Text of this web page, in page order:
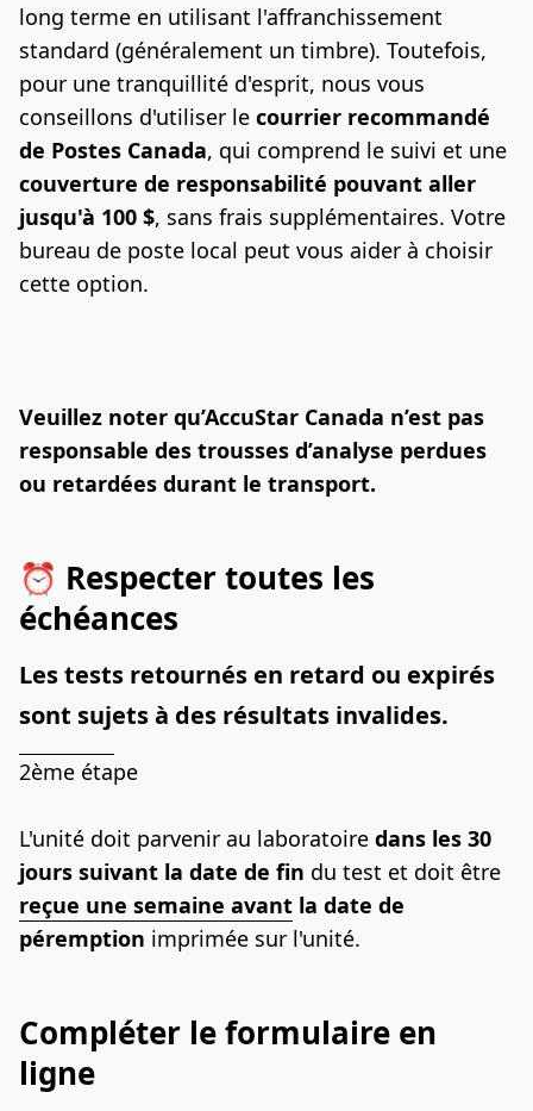
long terme en utilisant l'affranchissement
standard (généralement un timbre). Toutefois,
pour une tranquillité d'esprit, nous vous
conseillons d'utiliser le courrier recommandé
de Postes Canada
couverture de responsabilité pouvant aller
jusqu'à 100 $, sans frais supplémentaires. Votre
bureau de poste local peut vous aider à choisir
cette option.
Veuillez noter qu’AccuStar Canada n’est pas
responsable des trousses d’analyse perdues
ou retardées durant le transport.
⏰ Respecter toutes les
échéances
Les tests retournés en retard ou expirés
sont sujets à des résultats invalides.
2ème étape
L'unité doit parvenir au laboratoire dans les 30
jours suivant la date de fin
reçue une semaine avant la date de
péremption imprimée sur l'unité.
Compléter le formulaire en
ligne